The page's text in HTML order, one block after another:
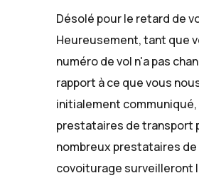
Désolé pour le retard de
Heureusement, tant que
numéro de vol n'a pas
rapport à ce que vous
initialement
prestataires de transport
nombreux prestataires de
covoiturage surveilleront